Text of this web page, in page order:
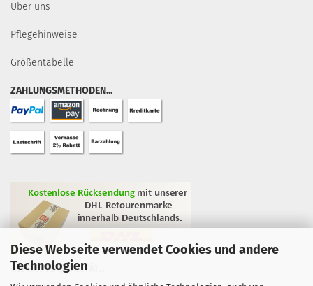
Diese Webseite verwendet Cookies und andere
Technologien
Über uns
Pflegehinweise
Größentabelle
ZAHLUNGSMETHODEN...
GEPRÜFTE QUALITÄT...